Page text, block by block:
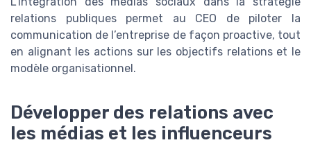
relations publiques permet au CEO de piloter la
communication de l’entreprise de façon proactive, tout
en alignant les actions sur les objectifs relations et le
modèle organisationnel.
Développer des relations avec
les médias et les influenceurs